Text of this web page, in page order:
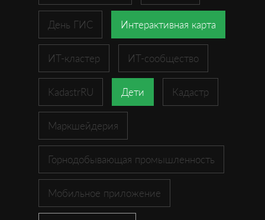
День ГИС Интерактивная карта
ИТ-кластер ИТ-сообщество
KadastrRU Дети Кадастр
Маркшейдерия
Горнодобывающая промышленность
Мобильное приложение